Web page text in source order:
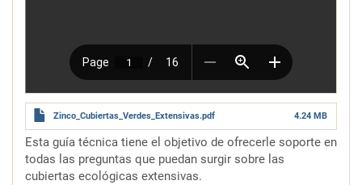
Zinco_Cubiertas_Verdes_Extensivas.pdf 4.24 MB
Esta guía técnica tiene el objetivo de ofrecerle soporte en
todas las preguntas que puedan surgir sobre las
cubiertas ecológicas extensivas.